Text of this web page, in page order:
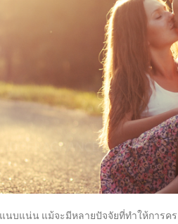
บแน่น แม้จะมีหลายปัจจัยที่ทำให้การค